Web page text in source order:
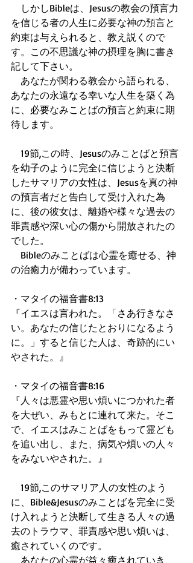
しかしBibleは、Jesusの教会の預言力
を信じる者の人生に必要な神の預言と
約束は与えられると、教え説くので
す。この不思議な神の摂理を胸に書き
記して下さい。
あなたが関わる教会から語られる、
あなたの永遠なる幸いな人生を築く為
に、必要なみことばの預言と約束に期
待します。
19節,この時、Jesusのみことばと預言
を幼子のように完全に信じようと決断
したサマリアの女性は、Jesusを真の神
の預言者だと告白して受け入れた為
に、後の彼女は、離婚や様々な過去の
罪責感や深い心の傷から開放されたの
でした。
Bibleのみことばは心霊を癒せる、神
の治癒力が備わっています。
・マタイの福音書8:13
『イエスは言われた。「さあ行きなさ
い。あなたの信じたとおりになるよう
に。」すると信じた人は、奇跡的にい
やされた。』
・マタイの福音書8:16
『人々は悪霊や思い煩いにつかれた者
を大ぜい、みもとに連れて来た。そこ
で、イエスはみことばをもって霊ども
を追い出し、また、病気や煩いの人々
をみないやされた。』
19節,このサマリア人の女性のよう
に、Bible&Jesusのみことばを完全に受
け入れようと決断して生きる人々の過
去のトラウマ、罪責感や思い煩いは、
癒されていくのです。
あなたの心霊が益々癒されていき、